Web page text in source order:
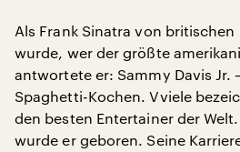
Als Frank Sinatra von
wurde, wer der größte
antwortete er: Sammy Davis Jr.
Spaghetti-Kochen. Vviele
den besten Entertainer der
wurde er geboren. Seine